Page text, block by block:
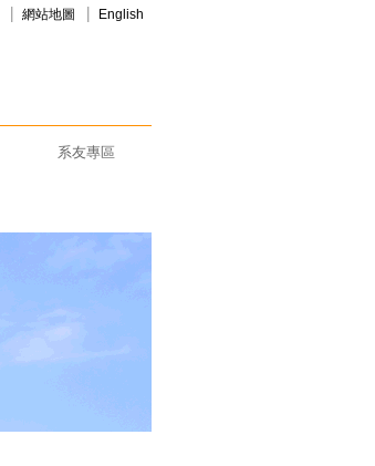
網站地圖 English
系友專區